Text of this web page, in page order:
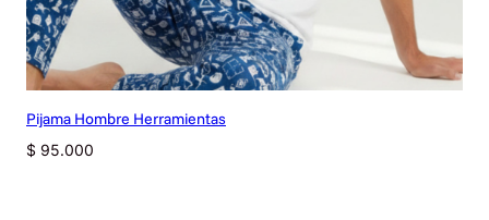
Pijama Hombre Herramientas
$ 95.000